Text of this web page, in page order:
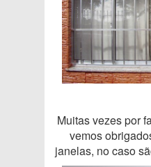
Muitas vezes por
vemos
janelas, no caso